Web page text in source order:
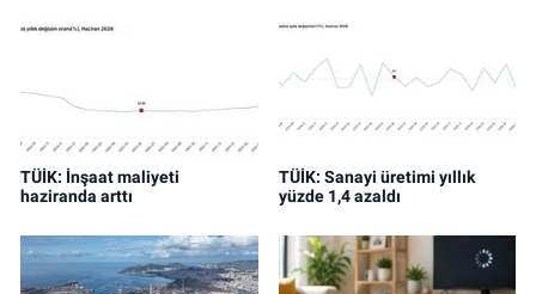
TÜİK: İnşaat maliyeti
haziranda arttı
TÜİK: Sanayi üretimi yıllık
yüzde 1,4 azaldı